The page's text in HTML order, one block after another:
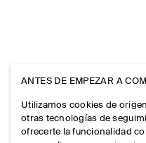
ANTES DE EMPEZAR A
Utilizamos cookies de
otras tecnologías de
ofrecerte la funcionalidad